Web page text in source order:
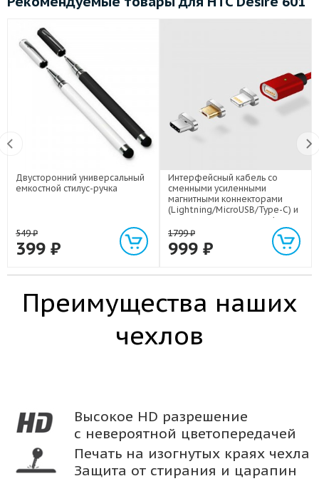
Двусторонний универсальный
емкостной стилус-ручка
549₽
399 ₽
Интерфейсный кабель со
сменными усиленными
магнитными коннекторами
(Lightning/MicroUSB/Type-C) и
световым индикатором 1м
1799₽
999 ₽
Преимущества наших
чехлов
Высокое HD разрешение
с невероятной цветопередачей
Печать на изогнутых краях чехла
Защита от стирания и царапин